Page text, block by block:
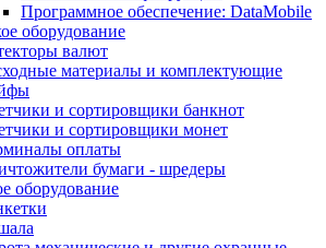
Программное обеспечение: DataMobile
оборудование
валют
материалы и комплектующие
и сортировщики банкнот
и сортировщики монет
оплаты
бумаги - шредеры
оборудование